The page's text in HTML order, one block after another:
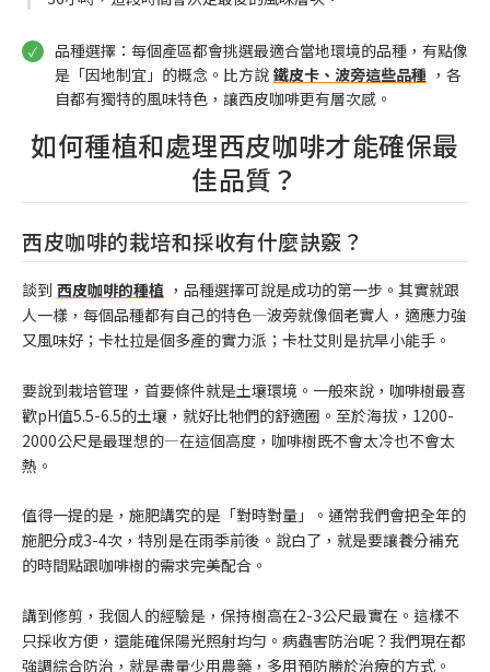
品種選擇：每個產區都會挑選最適合當地環境的品種，有點像
是「因地制宜」的概念。比方說 鐵皮卡、波旁這些品種 ，各
自都有獨特的風味特色，讓西皮咖啡更有層次感。
如何種植和處理西皮咖啡才能確保最
佳品質？
西皮咖啡的栽培和採收有什麼訣竅？
談到 西皮咖啡的種植 ，品種選擇可說是成功的第一步。其實就跟
人一樣，每個品種都有自己的特色—波旁就像個老實人，適應力強
又風味好；卡杜拉是個多產的實力派；卡杜艾則是抗旱小能手。
要說到栽培管理，首要條件就是土壤環境。一般來說，咖啡樹最喜
歡pH值5.5-6.5的土壤，就好比牠們的舒適圈。至於海拔，1200-
2000公尺是最理想的—在這個高度，咖啡樹既不會太冷也不會太
熱。
值得一提的是，施肥講究的是「對時對量」。通常我們會把全年的
施肥分成3-4次，特別是在雨季前後。說白了，就是要讓養分補充
的時間點跟咖啡樹的需求完美配合。
講到修剪，我個人的經驗是，保持樹高在2-3公尺最實在。這樣不
只採收方便，還能確保陽光照射均勻。病蟲害防治呢？我們現在都
強調綜合防治，就是盡量少用農藥，多用預防勝於治療的方式。